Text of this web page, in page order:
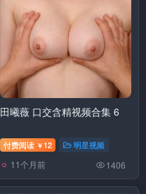
田曦薇 口交含精视频合集 6
付费阅读 ￥ 12 明星视频
11个月前 1406